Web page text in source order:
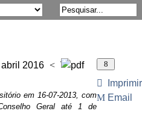
Imprimir
Email
2016
Visitas: 23127
em 16-07-2013, com
Geral até 1 de